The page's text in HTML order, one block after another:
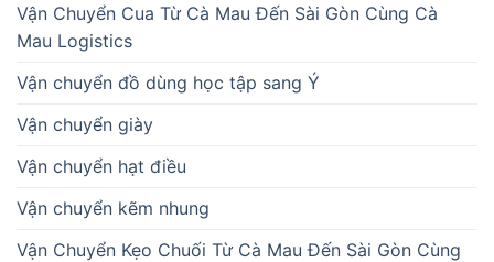
Vận Chuyển Cua Từ Cà Mau Đến Sài Gòn Cùng Cà
Mau Logistics
Vận chuyển đồ dùng học tập sang Ý
Vận chuyển giày
Vận chuyển hạt điều
Vận chuyển kẽm nhung
Vận Chuyển Kẹo Chuối Từ Cà Mau Đến Sài Gòn Cùng